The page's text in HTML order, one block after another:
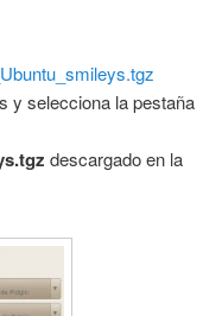
y selecciona la pestaña
descargado en la